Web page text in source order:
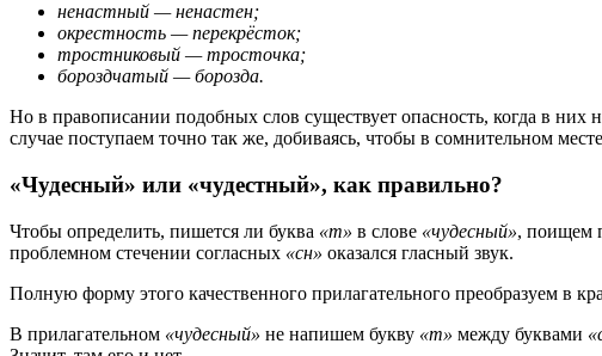
ненаст­ный — нена­стен;
окрест­ность — пере­крё­сток;
трост­ни­ко­вый — тро­сточ­ка;
борозд­ча­тый — бороз­да.
Но в пра­во­пи­са­нии подоб­ных слов суще­ству­ет опас­ность, когда в
слу­чае посту­па­ем точ­но так же, доби­ва­ясь, что­бы в сомни­тель­ном
«Чудесный» или «чудестный», как правильно?
Чтобы опре­де­лить, пишет­ся ли бук­ва «т» в сло­ве «чудес­ный», поищем
про­блем­ном сте­че­нии соглас­ных «сн» ока­зал­ся глас­ный звук.
Полную фор­му это­го каче­ствен­но­го при­ла­га­тель­но­го пре­об­ра­зу­ем в
В при­ла­га­тель­ном «чудес­ный» не напи­шем бук­ву «т» меж­ду бук­ва­ми